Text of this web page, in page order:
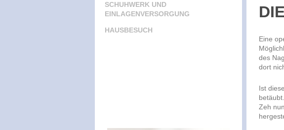
Eine
des
dort
Ist
Zeh
SCHUHWERK UND
EINLAGENVERSORGUNG
HAUSBESUCH